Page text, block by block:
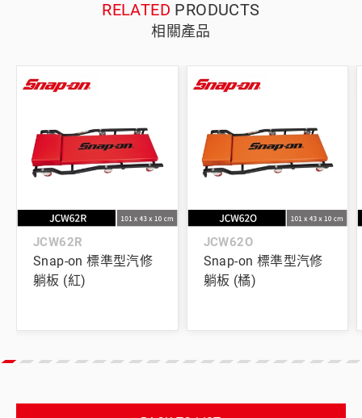
RELATED PRODUCTS
相關產品
JCW62R
Snap-on 標準型汽修
躺板 (紅)
JCW62O
Snap-on 標準型汽修
躺板 (橘)